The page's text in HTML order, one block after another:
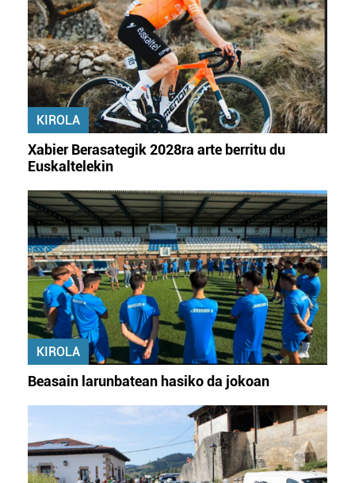
KIROLA
Xabier Berasategik 2028ra arte berritu du
Euskaltelekin
KIROLA
Beasain larunbatean hasiko da jokoan